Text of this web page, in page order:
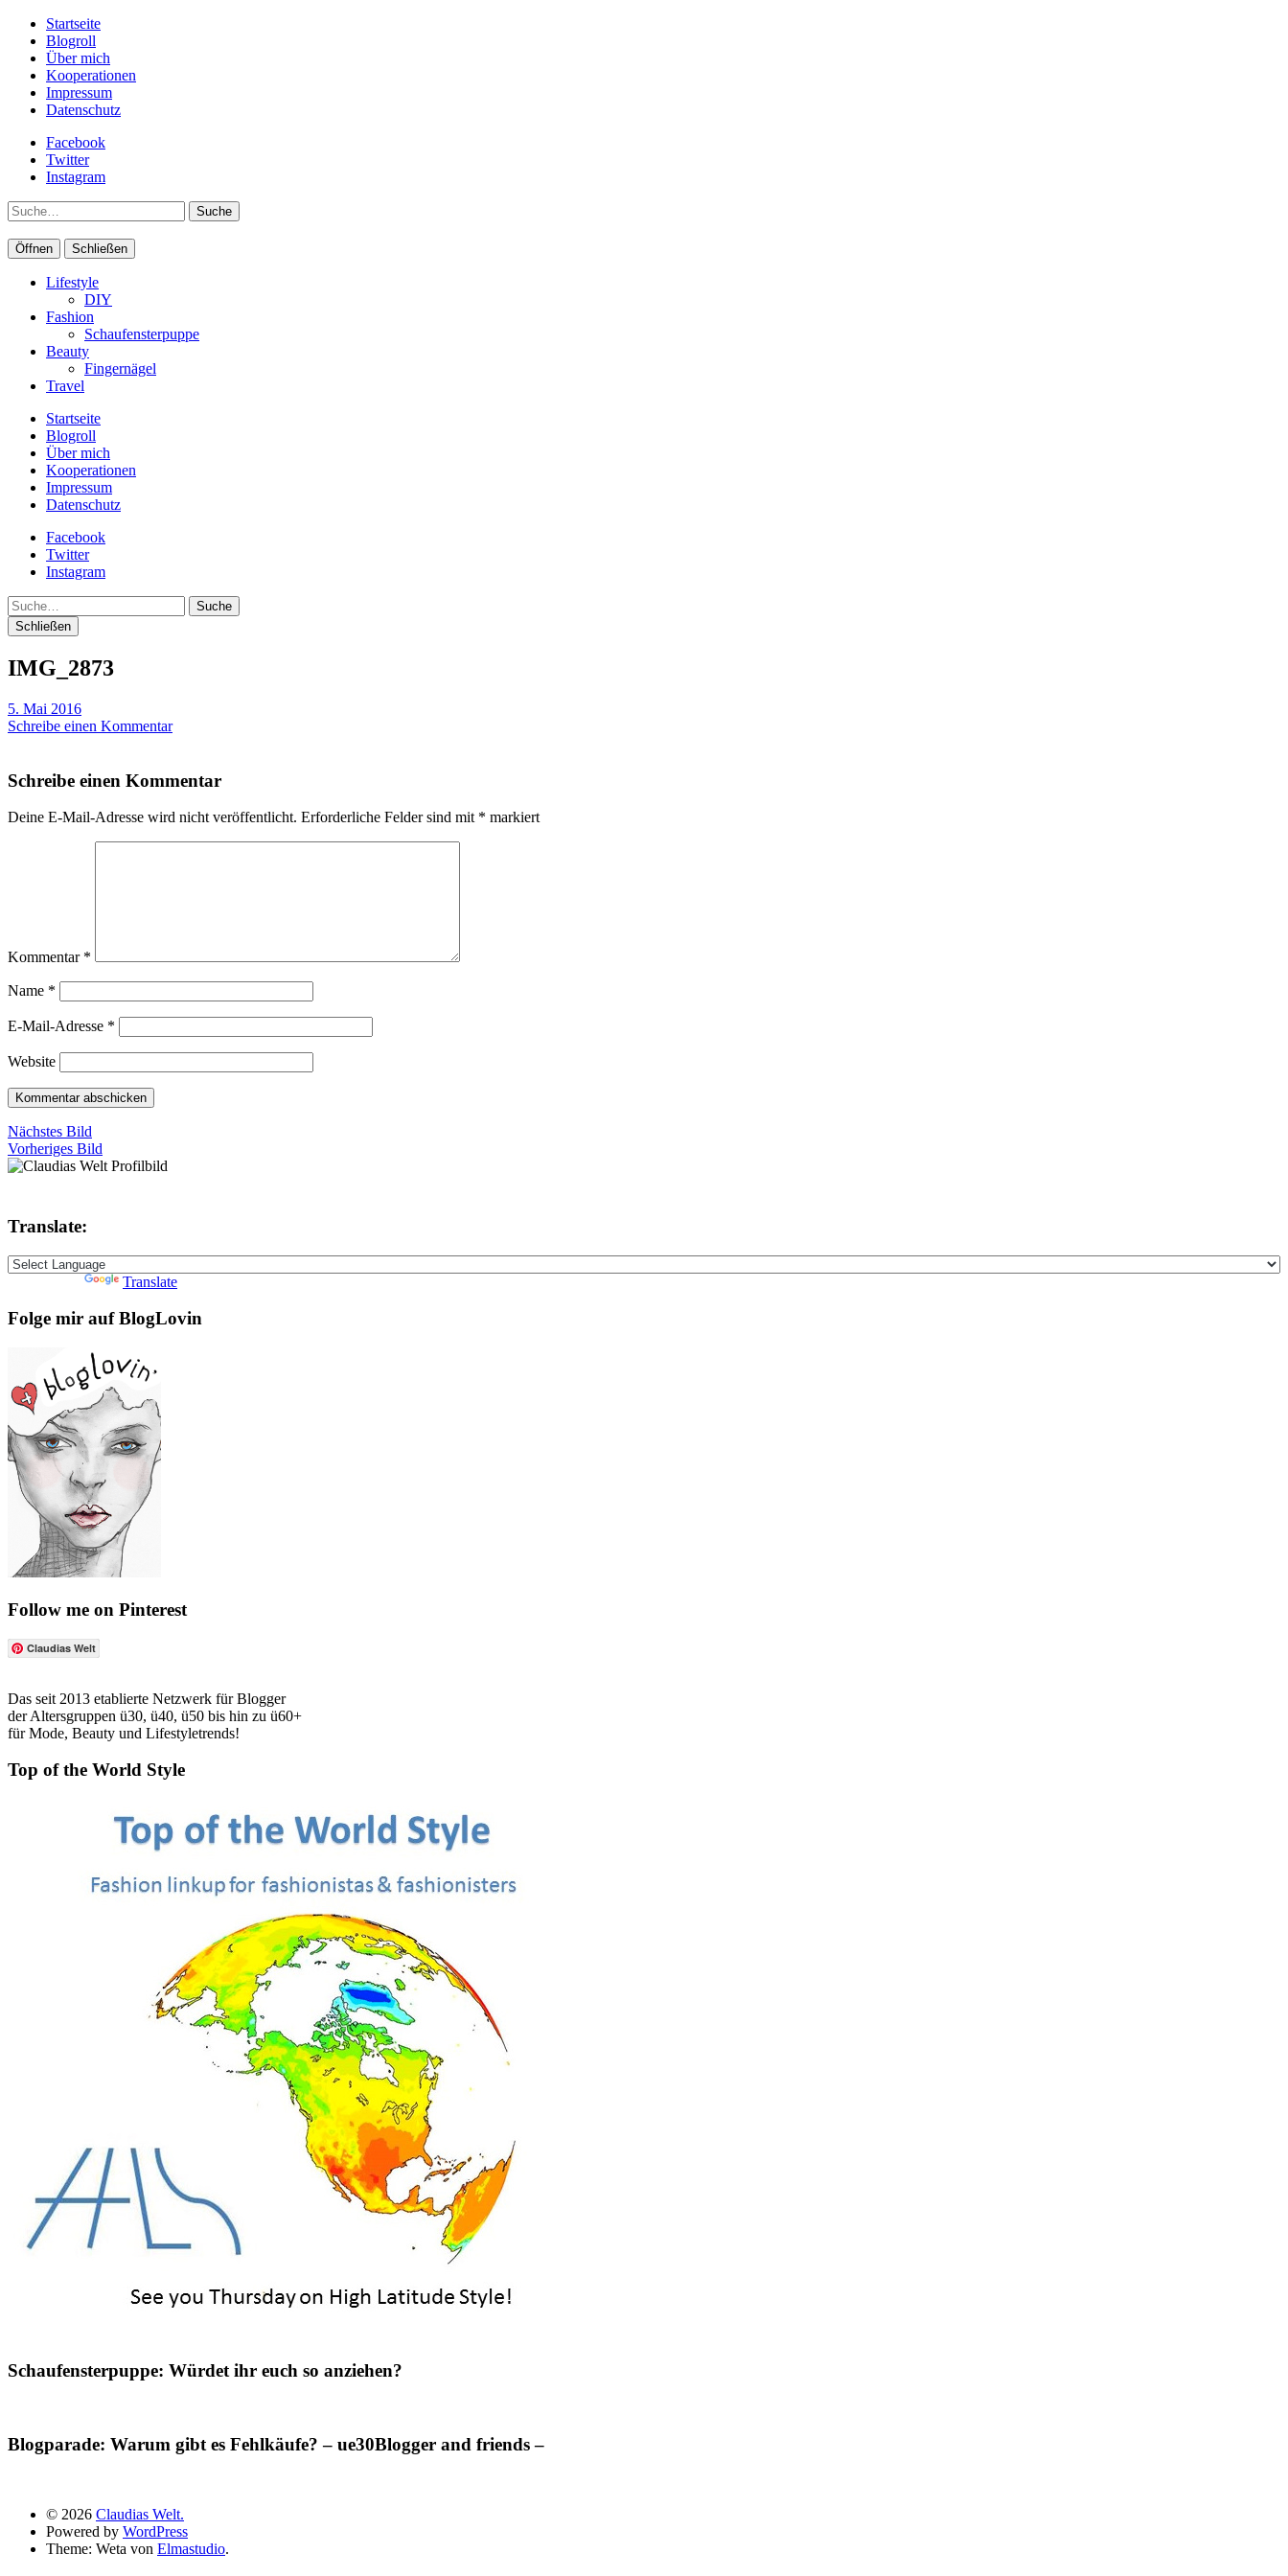
Startseite
Blogroll
Über mich
Kooperationen
Impressum
Datenschutz
Facebook
Twitter
Instagram
Suche
Öffnen Schließen
Lifestyle
DIY
Fashion
Schaufensterpuppe
Beauty
Fingernägel
Travel
Startseite
Blogroll
Über mich
Kooperationen
Impressum
Datenschutz
Facebook
Twitter
Instagram
Suche
Schließen
IMG_2873
5. Mai 2016
Schreibe einen Kommentar
Schreibe einen Kommentar
Deine E-Mail-Adresse wird nicht veröffentlicht. Erforderliche Felder sind mit * markiert
Kommentar *
Name *
E-Mail-Adresse *
Website
Nächstes Bild
Vorheriges Bild
Translate:
Translate
Folge mir auf BlogLovin
Follow me on Pinterest
Claudias Welt
Das seit 2013 etablierte Netzwerk für Blogger
der Altersgruppen ü30, ü40, ü50 bis hin zu ü60+
für Mode, Beauty und Lifestyletrends!
Top of the World Style
Schaufensterpuppe: Würdet ihr euch so anziehen?
Blogparade: Warum gibt es Fehlkäufe? – ue30Blogger and friends –
© 2026 Claudias Welt.
Powered by WordPress
Theme: Weta von Elmastudio.